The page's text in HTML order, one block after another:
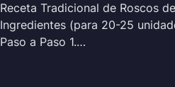
Receta Tradicional de Roscos
Ingredientes (para 20-25
Paso a Paso 1.…